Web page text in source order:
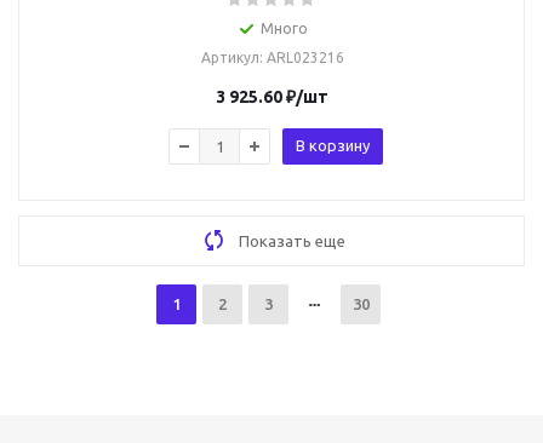
Много
Артикул: ARL023216
3 925.60₽/шт
В корзину
Показать еще
1 2 3 30